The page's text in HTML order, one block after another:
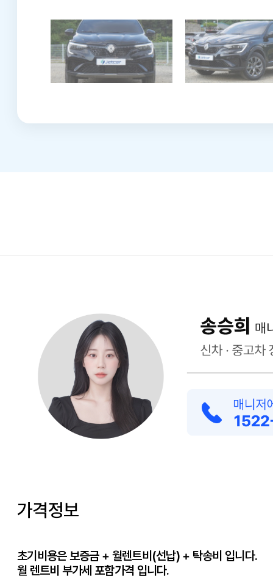
가격정보
초기비용은 보증금 + 월렌트비(선납) + 탁송비 입니다.
월 렌트비 부가세 포함가격 입니다.